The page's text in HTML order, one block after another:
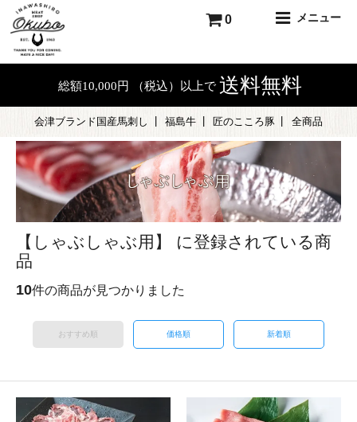
メニュー
0
総額10,000円 （税込）以上で 送料無料
会津ブランド国産馬刺し 福島牛 匠のこころ豚 全商品
【しゃぶしゃぶ用】 に登録されている商
品
10件の商品が見つかりました
おすすめ順 価格順 新着順